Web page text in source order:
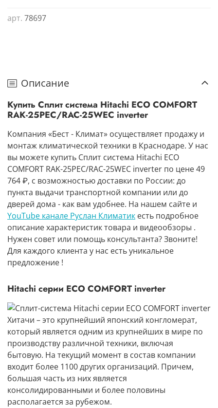
арт. 78697
Описание
Купить Сплит система Hitachi ECO COMFORT
RAK-25PEC/RAC-25WEC inverter
Компания «Бест - Климат» осуществляет продажу и
монтаж климатической техники в Краснодаре. У нас
вы можете купить Сплит система Hitachi ECO
COMFORT RAK-25PEC/RAC-25WEC inverter по цене 49
764 ₽, с возможностью доставки по России: до
пункта выдачи транспортной компании или до
дверей дома - как вам удобнее. На нашем сайте и
YouTube канале Руслан Климатик есть подробное
описание характеристик товара и видеообзоры .
Нужен совет или помощь консультанта? Звоните!
Для каждого клиента у нас есть уникальное
предложение !
Hitachi серии ECO COMFORT inverter
Хитачи –это крупнейший японский конгломерат,
который является одним из крупнейших в мире по
производству различной техники, включая
бытовую. На текущий момент в состав компании
входит более 1100 других организаций. Причем,
большая часть из них является
консолидированными и более половины
располагается за рубежом.